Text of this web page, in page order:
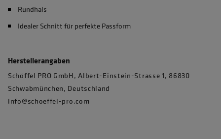
Rundhals
Idealer Schnitt für perfekte Passform
Herstellerangaben
Schöffel PRO GmbH, Albert-Einstein-Strasse 1, 86830
Schwabmünchen, Deutschland
info@schoeffel-pro.com